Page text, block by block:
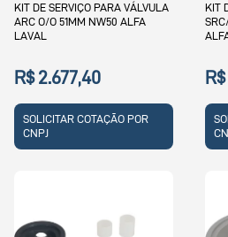
KIT DE SERVIÇO PARA VÁLVULA
ARC O/O 51MM NW50 ALFA
LAVAL
R$ 2.677,40
SOLICITAR COTAÇÃO POR
CNPJ
KIT